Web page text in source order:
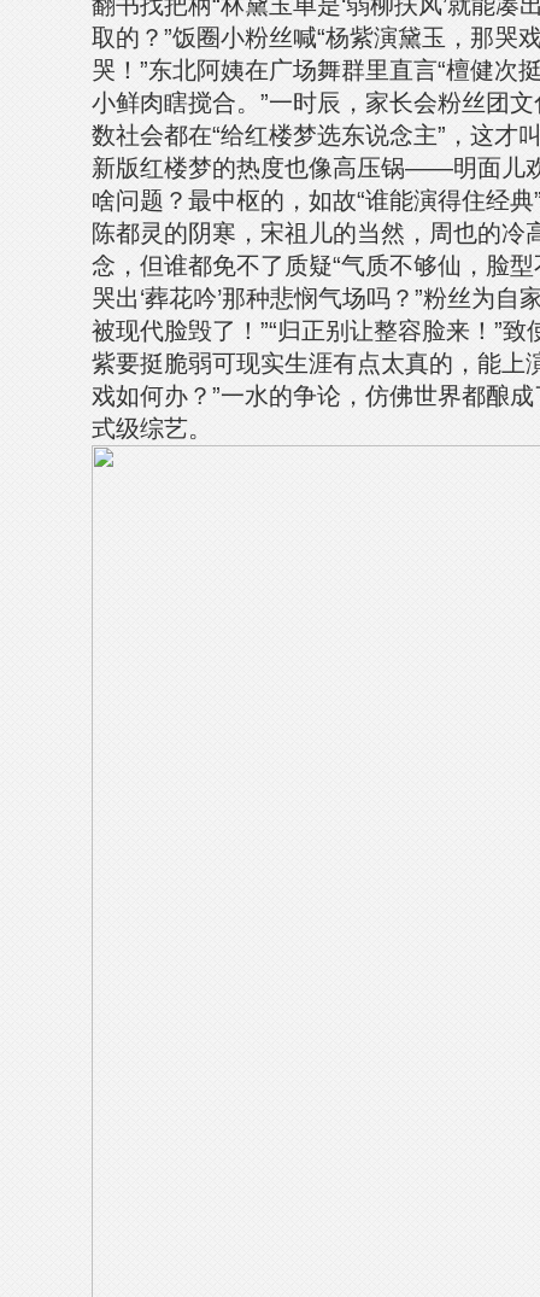
取的？”饭圈小粉丝喊“杨紫演黛玉，那哭
哭！”东北阿姨在广场舞群里直言“檀健次
小鲜肉瞎搅合。”一时辰，家长会粉丝团
数社会都在“给红楼梦选东说念主”，这才
新版红楼梦的热度也像高压锅——明面儿
啥问题？最中枢的，如故“谁能演得住经
陈都灵的阴寒，宋祖儿的当然，周也的冷
念，但谁都免不了质疑“气质不够仙，脸
哭出‘葬花吟’那种悲悯气场吗？”粉丝为自
被现代脸毁了！”“归正别让整容脸来！”
紫要挺脆弱可现实生涯有点太真的，能上
戏如何办？”一水的争论，仿佛世界都酿
式级综艺。